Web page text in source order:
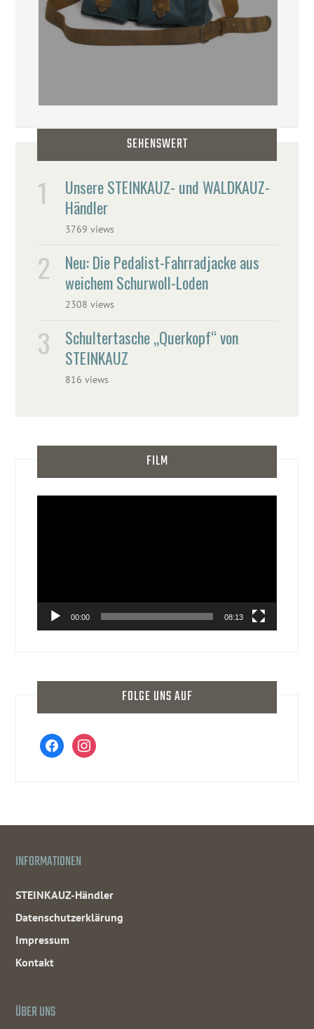
SEHENSWERT
Unsere STEINKAUZ- und WALDKAUZ-
Händler
3769 views
Neu: Die Pedalist-Fahrradjacke aus
weichem Schurwoll-Loden
2308 views
Schultertasche „Querkopf“ von
STEINKAUZ
816 views
FILM
00:00 08:13
FOLGE UNS AUF
facebookinstagram
INFORMATIONEN
STEINKAUZ-Händler
Datenschutzerklärung
Impressum
Kontakt
ÜBER UNS